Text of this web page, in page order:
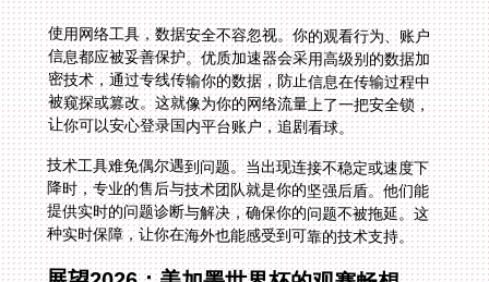
使用网络工具，数据安全不容忽视。你的观看行为、账户
信息都应被妥善保护。优质加速器会采用高级别的数据加
密技术，通过专线传输你的数据，防止信息在传输过程中
被窥探或篡改。这就像为你的网络流量上了一把安全锁，
让你可以安心登录国内平台账户，追剧看球。
技术工具难免偶尔遇到问题。当出现连接不稳定或速度下
降时，专业的售后与技术团队就是你的坚强后盾。他们能
提供实时的问题诊断与解决，确保你的问题不被拖延。这
种实时保障，让你在海外也能感受到可靠的技术支持。